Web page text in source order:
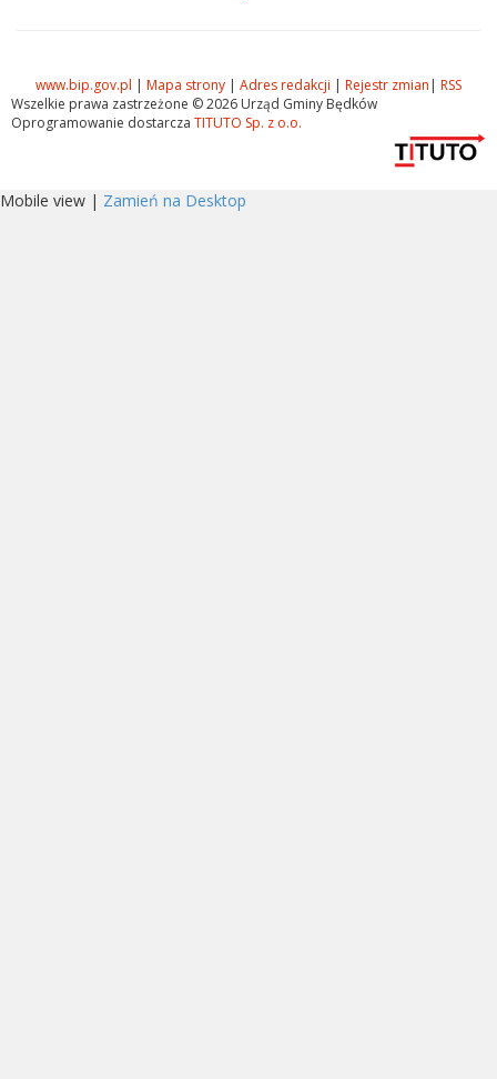
www.bip.gov.pl | Mapa strony | Adres redakcji | Rejestr zmian | RSS
Wszelkie prawa zastrzeżone © 2026 Urząd Gminy Będków
Oprogramowanie dostarcza TITUTO Sp. z o.o.
Mobile view | Zamień na Desktop